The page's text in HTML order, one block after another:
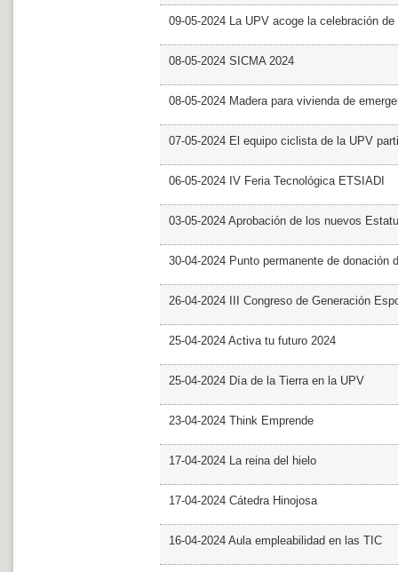
09-05-2024 La UPV acoge la celebración
08-05-2024 SICMA 2024
08-05-2024 Madera para vivienda de
07-05-2024 El equipo ciclista de la UPV
06-05-2024 IV Feria Tecnológica ETSIADI
03-05-2024 Aprobación de los nuevos
30-04-2024 Punto permanente de donación
26-04-2024 III Congreso de Generación
25-04-2024 Activa tu futuro 2024
25-04-2024 Día de la Tierra en la UPV
23-04-2024 Think Emprende
17-04-2024 La reina del hielo
17-04-2024 Cátedra Hinojosa
16-04-2024 Aula empleabilidad en las TIC